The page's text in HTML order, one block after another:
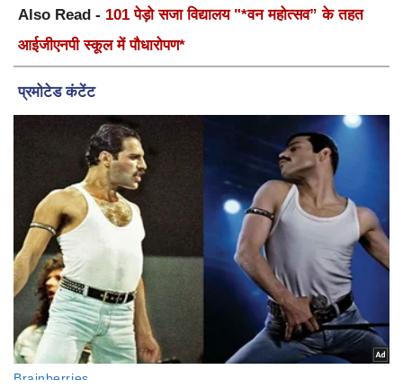
Also Read - 101 पेड़ो सजा विद्यालय "*वन महोत्सव” के तहत
आईजीएनपी स्कूल में पौधारोपण*